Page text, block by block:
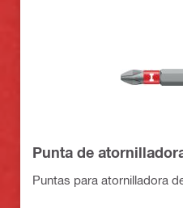
Punta de
Puntas para atornilladora